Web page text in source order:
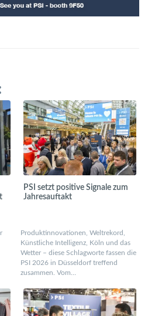
PSI setzt positive Signale zum
Jahresauftakt
Produktinnovationen, Weltrekord,
Künstliche Intelligenz, Köln und das
Wetter – diese Schlagworte fassen die
PSI 2026 in Düsseldorf treffend
zusammen. Vom…